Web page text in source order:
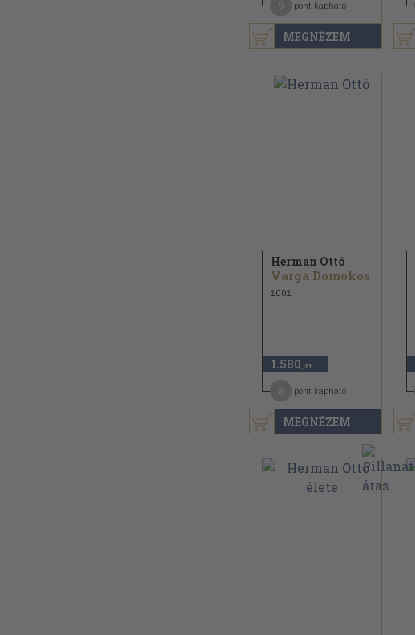
MEGNÉZEM
pont kapható
MEGNÉZEM
Herman Ottó
Varga Domokos
2002
1.580 ,-Ft
pont kapható